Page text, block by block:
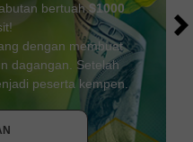
bertuah$1000
dengan membuat
dagangan. Setelah
peserta kempen.